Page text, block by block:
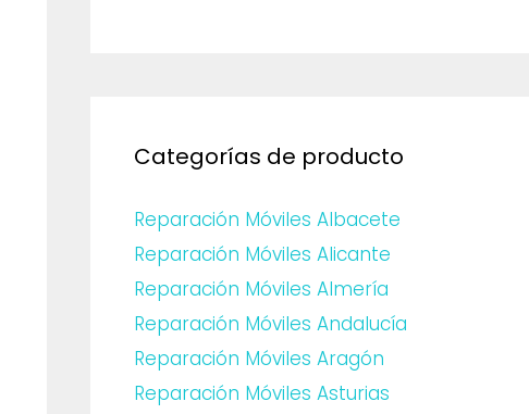
Categorías de producto
Reparación Móviles Albacete
Reparación Móviles Alicante
Reparación Móviles Almería
Reparación Móviles Andalucía
Reparación Móviles Aragón
Reparación Móviles Asturias